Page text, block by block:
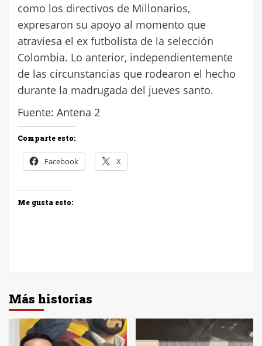
como los directivos de Millonarios,
expresaron su apoyo al momento que
atraviesa el ex futbolista de la selección
Colombia. Lo anterior, independientemente
de las circunstancias que rodearon el hecho
durante la madrugada del jueves santo.
Fuente: Antena 2
Comparte esto:
Facebook X
Me gusta esto:
Más historias